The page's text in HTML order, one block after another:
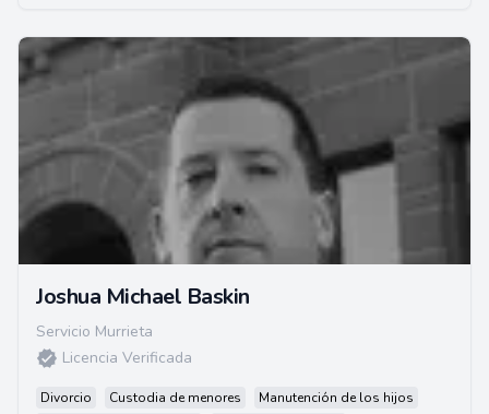
Joshua Michael Baskin
Servicio Murrieta
Licencia Verificada
Divorcio Custodia de menores
Manutención de los hijos